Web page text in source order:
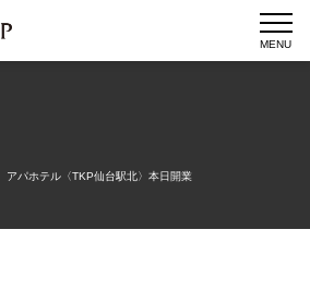
MENU
アパホテル〈TKP仙台駅北〉本日開業